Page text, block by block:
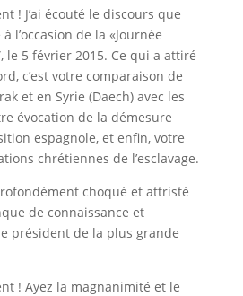
! J’ai écouté le discours que
l’occasion de la «Journée
le 5 février 2015. Ce qui a attiré
c’est votre comparaison de
et en Syrie (Daech) avec les
évocation de la démesure
espagnole, et enfin, votre
chrétiennes de l’esclavage.
choqué et attristé
de connaissance et
président de la plus grande
! Ayez la magnanimité et le